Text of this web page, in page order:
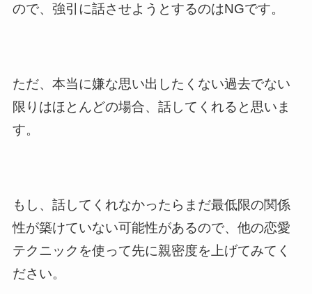
ので、強引に話させようとするのはNGです。
ただ、本当に嫌な思い出したくない過去でない
限りはほとんどの場合、話してくれると思いま
す。
もし、話してくれなかったらまだ最低限の関係
性が築けていない可能性があるので、他の恋愛
テクニックを使って先に親密度を上げてみてく
ださい。